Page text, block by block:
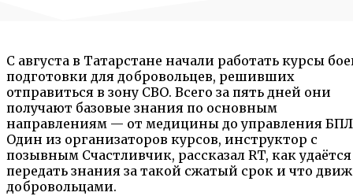
С августа в Татарстане начали работать курсы
подготовки для добровольцев, решивших
отправиться в зону СВО. Всего за пять дней они
получают базовые знания по основным
направлениям — от медицины до управления
Один из организаторов курсов, инструктор с
позывным Счастливчик, рассказал RT, как удаётся
передать знания за такой сжатый срок и что
добровольцами.